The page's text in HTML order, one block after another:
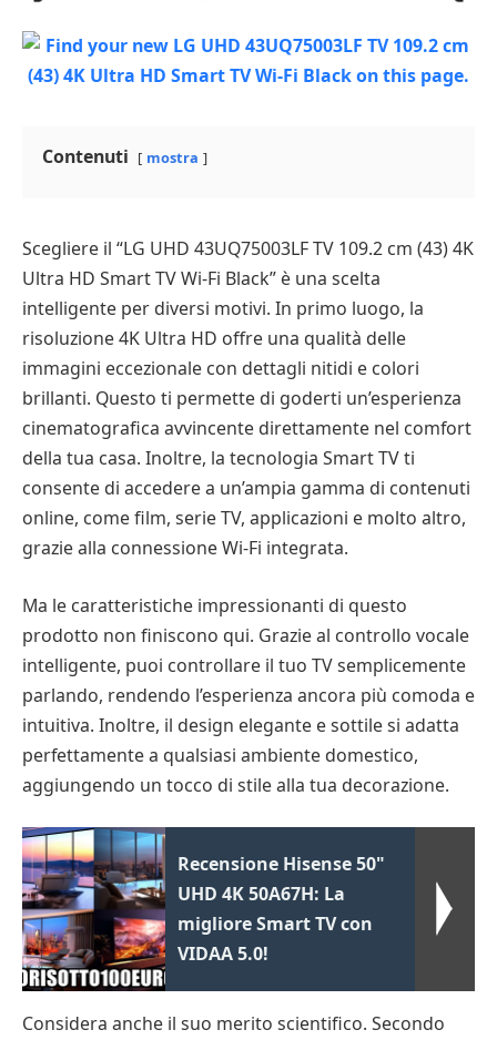
Contenuti mostra
Scegliere il “LG UHD 43UQ75003LF TV 109.2 cm (43) 4K
Ultra HD Smart TV Wi-Fi Black” è una scelta
intelligente per diversi motivi. In primo luogo, la
risoluzione 4K Ultra HD offre una qualità delle
immagini eccezionale con dettagli nitidi e colori
brillanti. Questo ti permette di goderti un’esperienza
cinematografica avvincente direttamente nel comfort
della tua casa. Inoltre, la tecnologia Smart TV ti
consente di accedere a un’ampia gamma di contenuti
online, come film, serie TV, applicazioni e molto altro,
grazie alla connessione Wi-Fi integrata.
Ma le caratteristiche impressionanti di questo
prodotto non finiscono qui. Grazie al controllo vocale
intelligente, puoi controllare il tuo TV semplicemente
parlando, rendendo l’esperienza ancora più comoda e
intuitiva. Inoltre, il design elegante e sottile si adatta
perfettamente a qualsiasi ambiente domestico,
aggiungendo un tocco di stile alla tua decorazione.
Recensione Hisense 50"
UHD 4K 50A67H: La
migliore Smart TV con
VIDAA 5.0!
Considera anche il suo merito scientifico. Secondo